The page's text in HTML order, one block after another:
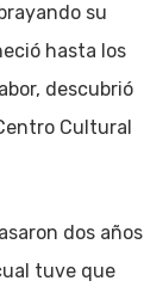
su
hasta los
descubrió
Cultural
dos años
tuve que